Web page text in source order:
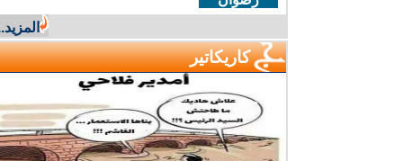
المزيد...
كاريكاتير